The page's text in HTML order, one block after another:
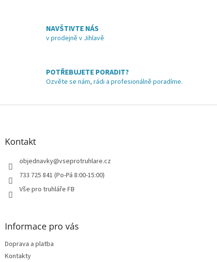
NAVŠTIVTE NÁS
v prodejně v Jihlavě
POTŘEBUJETE PORADIT?
Ozvěte se nám, rádi a profesionálně poradíme.
Z
Kontakt
objednavky@vseprotruhlare.cz
733 725 841 (Po-Pá 8:00-15:00)
Vše pro truhláře FB
Informace pro vás
Doprava a platba
Kontakty